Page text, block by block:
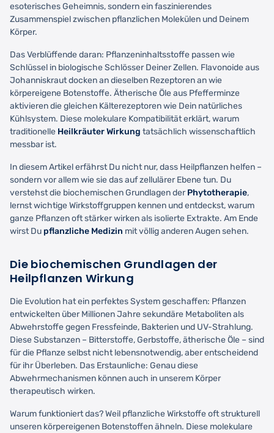
esoterisches Geheimnis, sondern ein faszinierendes
Zusammenspiel zwischen pflanzlichen Molekülen und Deinem
Körper.
Das Verblüffende daran: Pflanzeninhaltsstoffe passen wie
Schlüssel in biologische Schlösser Deiner Zellen. Flavonoide aus
Johanniskraut docken an dieselben Rezeptoren an wie
körpereigene Botenstoffe. Ätherische Öle aus Pfefferminze
aktivieren die gleichen Kälterezeptoren wie Dein natürliches
Kühlsystem. Diese molekulare Kompatibilität erklärt, warum
traditionelle Heilkräuter Wirkung tatsächlich wissenschaftlich
messbar ist.
In diesem Artikel erfährst Du nicht nur, dass Heilpflanzen helfen –
sondern vor allem wie sie das auf zellulärer Ebene tun. Du
verstehst die biochemischen Grundlagen derPhytotherapie,
lernst wichtige Wirkstoffgruppen kennen und entdeckst, warum
ganze Pflanzen oft stärker wirken als isolierte Extrakte. Am Ende
wirst Du pflanzliche Medizin mit völlig anderen Augen sehen.
Die biochemischen Grundlagen der
Heilpflanzen Wirkung
Die Evolution hat ein perfektes System geschaffen: Pflanzen
entwickelten über Millionen Jahre sekundäre Metaboliten als
Abwehrstoffe gegen Fressfeinde, Bakterien und UV-Strahlung.
Diese Substanzen – Bitterstoffe, Gerbstoffe, ätherische Öle – sind
für die Pflanze selbst nicht lebensnotwendig, aber entscheidend
für ihr Überleben. Das Erstaunliche: Genau diese
Abwehrmechanismen können auch in unserem Körper
therapeutisch wirken.
Warum funktioniert das? Weil pflanzliche Wirkstoffe oft strukturell
unseren körpereigenen Botenstoffen ähneln. Diese molekulare